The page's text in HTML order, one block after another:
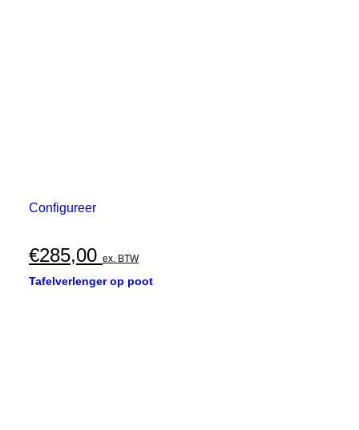
Configureer
€285,00 ex. BTW
Tafelverlenger op poot